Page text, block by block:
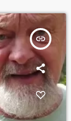
insert_link